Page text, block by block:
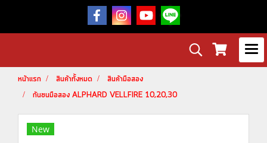
หน้าแรก สินค้าทั้งหมด
สินค้ามือสอง
กันชนมือสอง ALPHARD VELLFIRE 10,20,30
New